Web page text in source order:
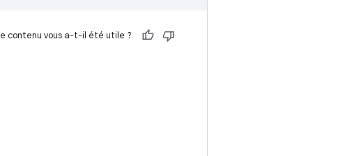
contenu vous a-t-il été utile ?